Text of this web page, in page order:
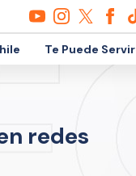
Te Puede Servir
redes